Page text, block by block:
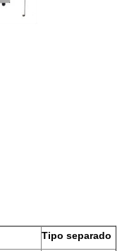
Tipo separado